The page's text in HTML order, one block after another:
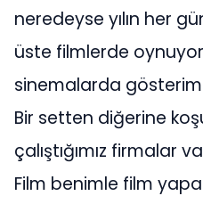
neredeyse yılın her
üste filmlerde
sinemalarda
Bir setten diğerine
çalıştığımız firmalar
Film benimle film